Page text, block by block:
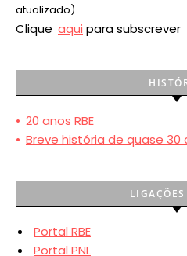
atualizado)
Clique aqui para subscrever
• 20 anos RBE
• Breve história de quase 30
Portal RBE
Portal PNL